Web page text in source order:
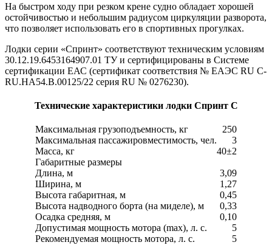
На быстром ходу при резком крене судно обладает хорошей
остойчивостью и небольшим радиусом циркуляции разворота,
что позволяет использовать его в спортивных прогулках.
Лодки серии «Спринт» соответствуют техническим условиям
30.12.19.6453164907.01 ТУ и сертифицированы в Системе
сертификации ЕАС (сертификат соответствия № ЕАЭС RU C-
RU.HA54.B.00125/22 серия RU № 0276230).
Технические характеристики лодки Спринт С
Максимальная грузоподъемность, кг
250
Максимальная пассажировместимость, чел.
3
Масса, кг
40±2
Габаритные размеры
Длина, м
3,09
Ширина, м
1,27
Высота габаритная, м
0,45
Высота надводного борта (на миделе), м
0,33
Осадка средняя, м
0,10
Допустимая мощность мотора (max), л. с.
5
Рекомендуемая мощность мотора, л. с.
5